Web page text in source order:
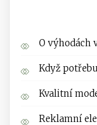
O výhodách
Když
Kvalitní
Reklamní